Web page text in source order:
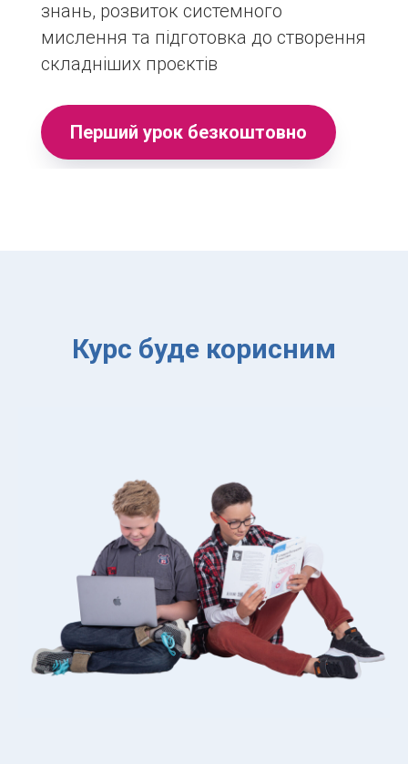
знань, розвиток системного
мислення та підготовка до створення
складніших проєктів
Перший урок безкоштовно
Курс буде корисним